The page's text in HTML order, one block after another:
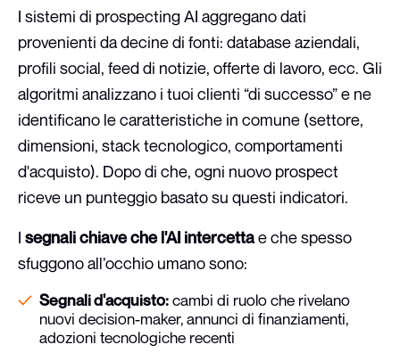
I sistemi di prospecting AI aggregano dati
provenienti da decine di fonti: database aziendali,
profili social, feed di notizie, offerte di lavoro, ecc. Gli
algoritmi analizzano i tuoi clienti “di successo” e ne
identificano le caratteristiche in comune (settore,
dimensioni, stack tecnologico, comportamenti
d'acquisto). Dopo di che, ogni nuovo prospect
riceve un punteggio basato su questi indicatori.
I segnali chiave che l'AI intercettae che spesso
sfuggono all’occhio umano sono:
Segnali d'acquisto:cambi di ruolo che rivelano
nuovi decision-maker, annunci di finanziamenti,
adozioni tecnologiche recenti